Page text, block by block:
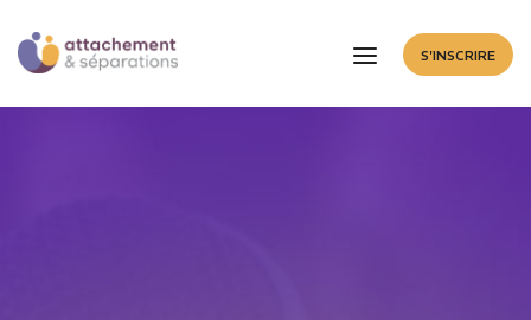
S'INSCRIRE